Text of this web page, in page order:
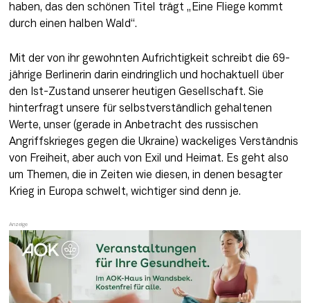
haben, das den schönen Titel trägt „Eine Fliege kommt
durch einen halben Wald“.
Mit der von ihr gewohnten Aufrichtigkeit schreibt die 69-
jährige Berlinerin darin eindringlich und hochaktuell über
den Ist-Zustand unserer heutigen Gesellschaft. Sie
hinterfragt unsere für selbstverständlich gehaltenen
Werte, unser (gerade in Anbetracht des russischen
Angriffskrieges gegen die Ukraine) wackeliges Verständnis
von Freiheit, aber auch von Exil und Heimat. Es geht also
um Themen, die in Zeiten wie diesen, in denen besagter
Krieg in Europa schwelt, wichtiger sind denn je.